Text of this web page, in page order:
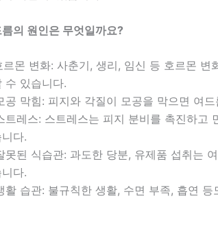
의 원인은 무엇일까요?
르몬 변화: 사춘기, 생리, 임신 등 호르몬
수 있습니다.
공 막힘: 피지와 각질이 모공을 막으면 여
트레스: 스트레스는 피지 분비를 촉진하고
다.
못된 식습관: 과도한 당분, 유제품 섭취는
다.
활 습관: 불규칙한 생활, 수면 부족, 흡연